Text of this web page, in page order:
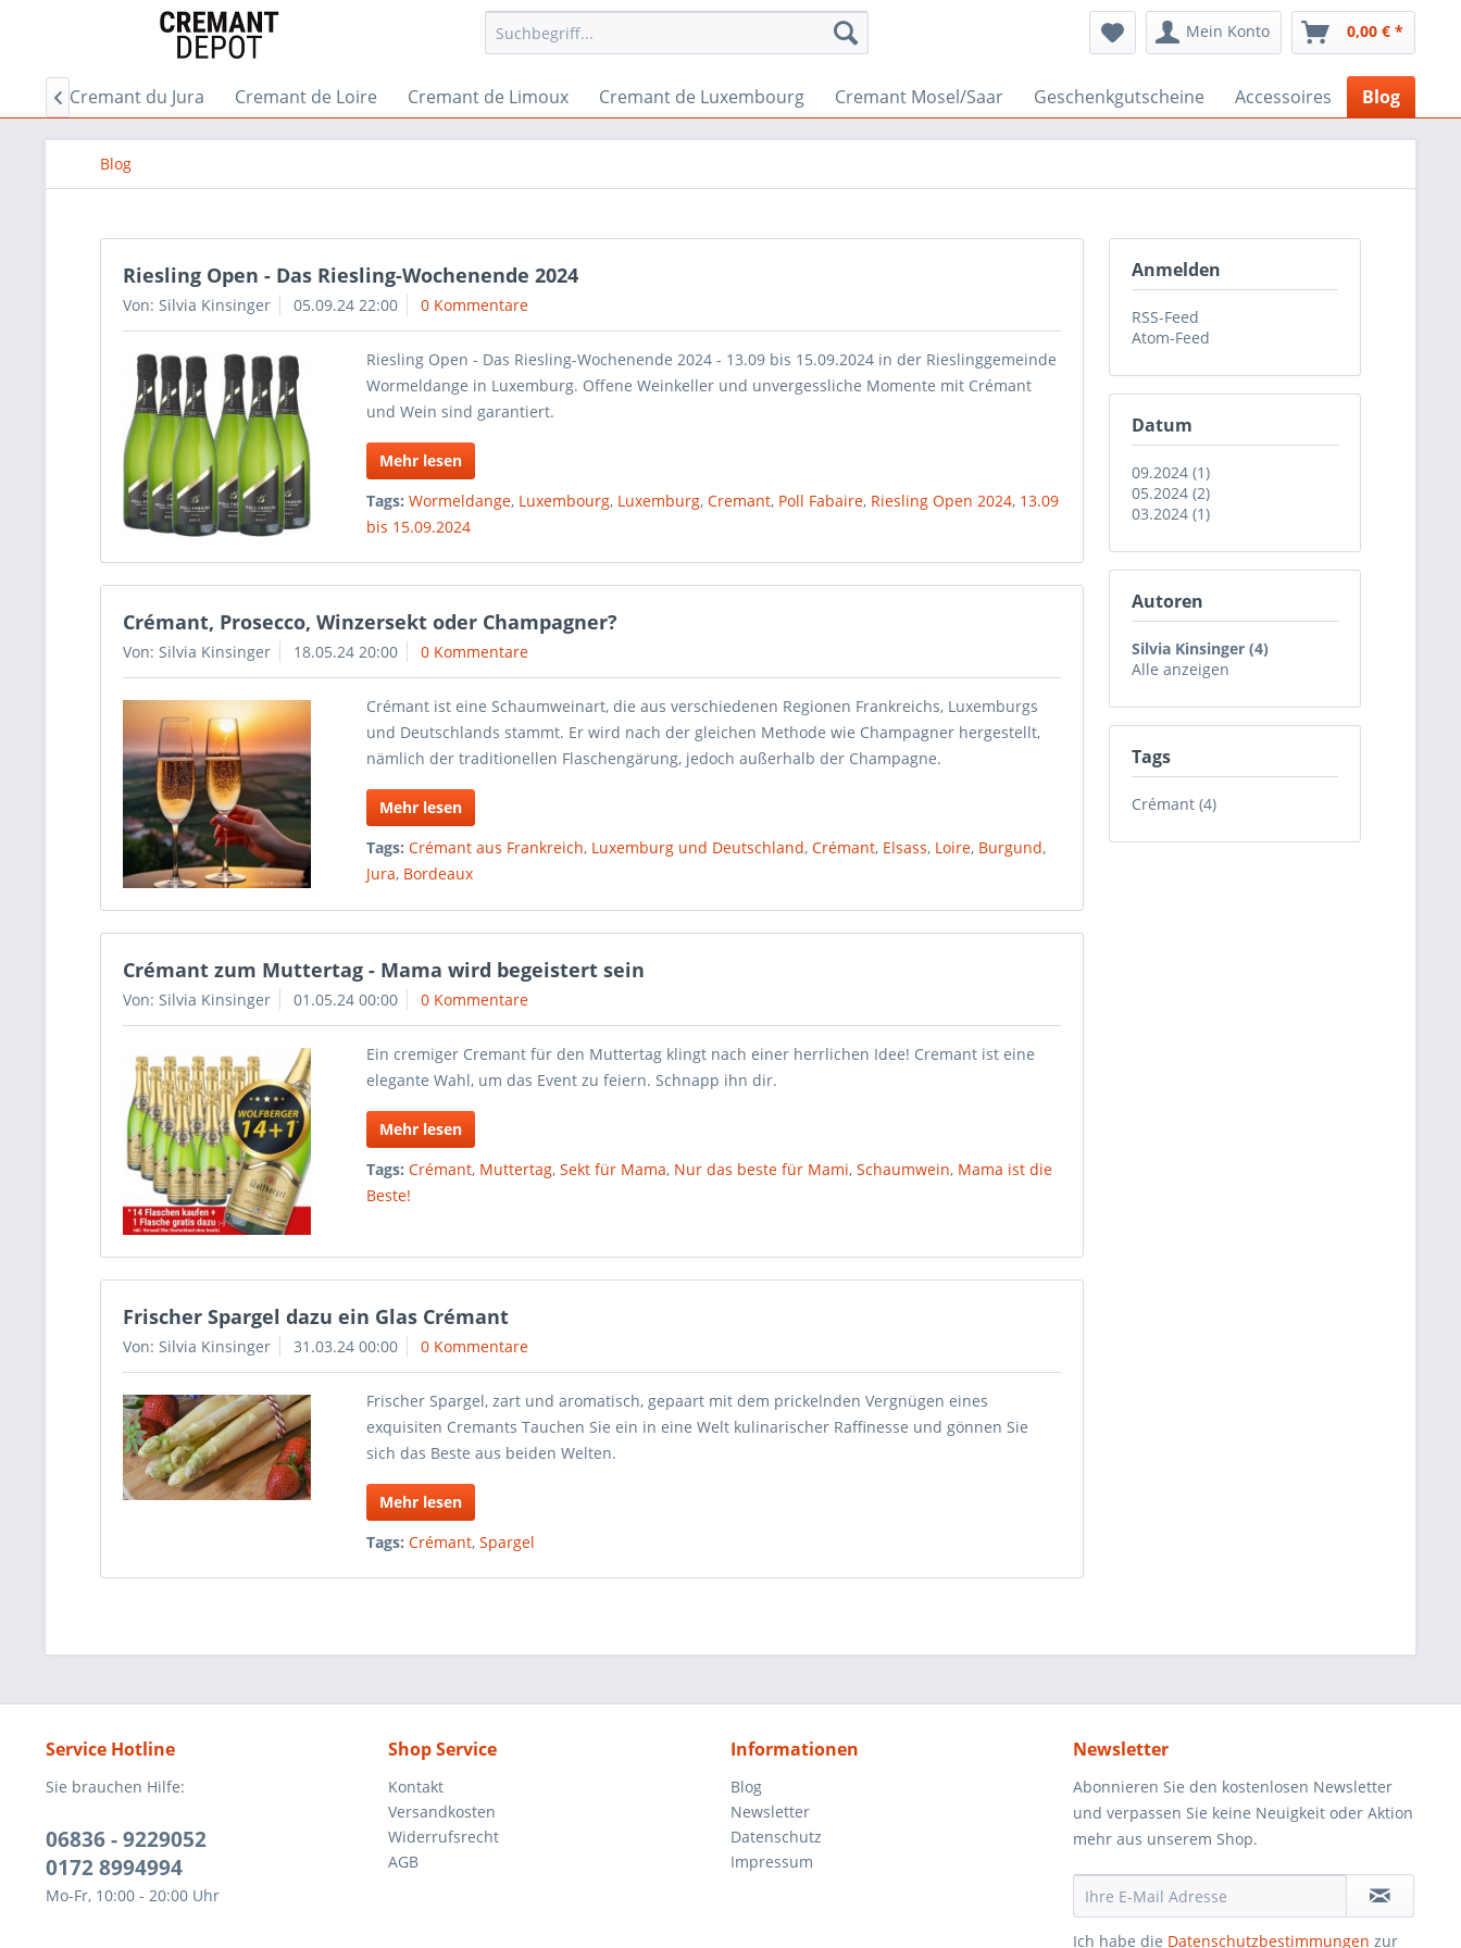
Mein Konto 0,00 € *
Cremant du Jura Cremant de Loire Cremant de Limoux Cremant de Luxembourg Cremant Mosel/Saar Geschenkgutscheine Accessoires Blog

Blog
Anmelden
RSS-Feed
Atom-Feed
Datum
09.2024 (1)
05.2024 (2)
03.2024 (1)
Autoren
Silvia Kinsinger (4)
Alle anzeigen
Tags
Crémant (4)
Riesling Open - Das Riesling-Wochenende 2024
Von: Silvia Kinsinger 05.09.24 22:00 0 Kommentare
Riesling Open - Das Riesling-Wochenende 2024 - 13.09 bis 15.09.2024 in der Rieslinggemeinde
Wormeldange in Luxemburg. Offene Weinkeller und unvergessliche Momente mit Crémant
und Wein sind garantiert.
Mehr lesen
Tags: Wormeldange, Luxembourg, Luxemburg,Cremant, Poll Fabaire, Riesling Open 2024, 13.09
bis 15.09.2024
Crémant, Prosecco, Winzersekt oder Champagner?
Von: Silvia Kinsinger 18.05.24 20:00 0 Kommentare
Crémant ist eine Schaumweinart, die aus verschiedenen Regionen Frankreichs, Luxemburgs
und Deutschlands stammt. Er wird nach der gleichen Methode wie Champagner hergestellt,
nämlich der traditionellen Flaschengärung, jedoch außerhalb der Champagne.
Mehr lesen
Tags: Crémant aus Frankreich, Luxemburg und Deutschland,Crémant, Elsass, Loire, Burgund,
Jura, Bordeaux
Crémant zum Muttertag - Mama wird begeistert sein
Von: Silvia Kinsinger 01.05.24 00:00 0 Kommentare
Ein cremiger Cremant für den Muttertag klingt nach einer herrlichen Idee! Cremant ist eine
elegante Wahl, um das Event zu feiern. Schnapp ihn dir.
Mehr lesen
Tags: Crémant, Muttertag,Sekt für Mama, Nur das beste für Mami,Schaumwein, Mama ist die
Beste!
Frischer Spargel dazu ein Glas Crémant
Von: Silvia Kinsinger 31.03.24 00:00 0 Kommentare
Frischer Spargel, zart und aromatisch, gepaart mit dem prickelnden Vergnügen eines
exquisiten Cremants Tauchen Sie ein in eine Welt kulinarischer Raffinesse und gönnen Sie
sich das Beste aus beiden Welten.
Mehr lesen
Tags: Crémant,Spargel
Service Hotline
Sie brauchen Hilfe:
06836 - 9229052
0172 8994994
Mo-Fr, 10:00 - 20:00 Uhr
Shop Service
Kontakt
Versandkosten
Widerrufsrecht
AGB
Informationen
Blog
Newsletter
Datenschutz
Impressum
Newsletter
Abonnieren Sie den kostenlosen Newsletter
und verpassen Sie keine Neuigkeit oder Aktion
mehr aus unserem Shop.
Ich habe die Datenschutzbestimmungen zur